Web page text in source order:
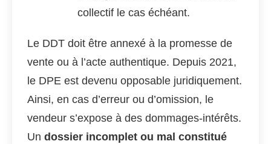
collectif le cas échéant.
Le DDT doit être annexé à la promesse de
vente ou à l’acte authentique. Depuis 2021,
le DPE est devenu opposable juridiquement.
Ainsi, en cas d’erreur ou d’omission, le
vendeur s’expose à des dommages-intérêts.
Un dossier incomplet ou mal constitué